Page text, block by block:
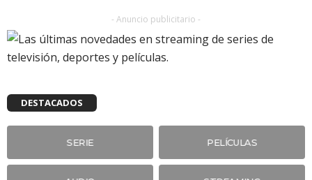
- Anuncio publicitario -
DESTACADOS
SERIE PELÍCULAS